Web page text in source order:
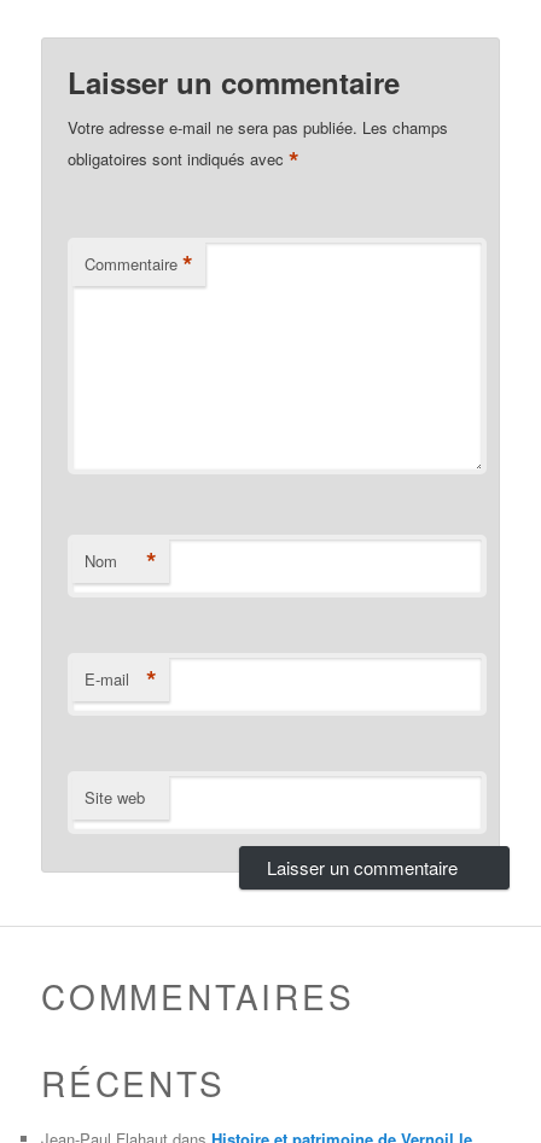
Laisser un commentaire
Votre adresse e-mail ne sera pas publiée. Les champs
obligatoires sont indiqués avec*
Commentaire *
Nom *
E-mail *
Site web
COMMENTAIRES
RÉCENTS